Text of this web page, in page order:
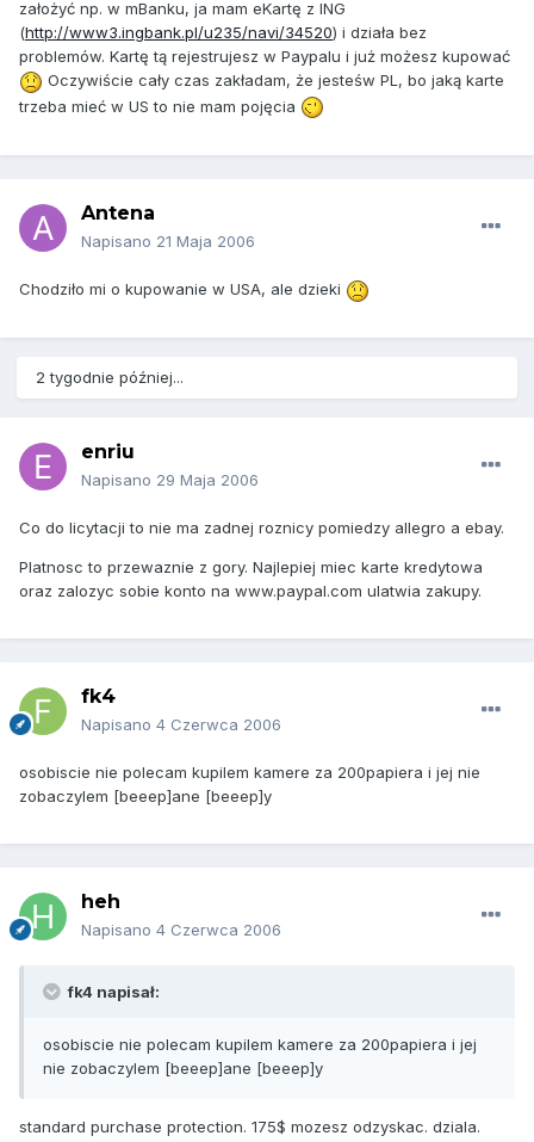
założyć np. w mBanku, ja mam eKartę z ING
(http://www3.ingbank.pl/u235/navi/34520) i działa bez
problemów. Kartę tą rejestrujesz w Paypalu i już możesz kupować
Oczywiście cały czas zakładam, że jesteśw PL, bo jaką karte
trzeba mieć w US to nie mam pojęcia
Antena
Napisano 21 Maja 2006
Chodziło mi o kupowanie w USA, ale dzieki
2 tygodnie później...
enriu
Napisano 29 Maja 2006
Co do licytacji to nie ma zadnej roznicy pomiedzy allegro a ebay.
Platnosc to przewaznie z gory. Najlepiej miec karte kredytowa
oraz zalozyc sobie konto na www.paypal.com ulatwia zakupy.
fk4
Napisano 4 Czerwca 2006
osobiscie nie polecam kupilem kamere za 200papiera i jej nie
zobaczylem [beeep]ane [beeep]y
heh
Napisano 4 Czerwca 2006
fk4 napisał:
osobiscie nie polecam kupilem kamere za 200papiera i jej
nie zobaczylem [beeep]ane [beeep]y
standard purchase protection. 175$ mozesz odzyskac. dziala.